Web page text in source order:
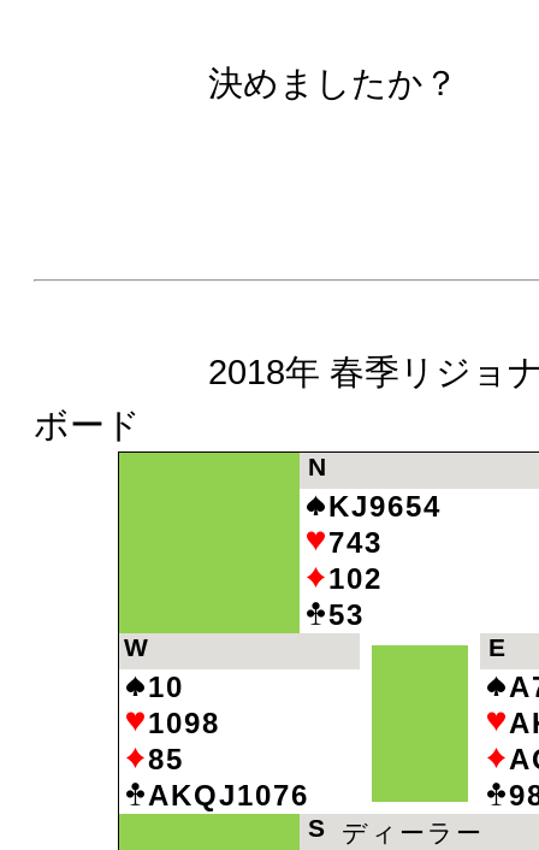
決めましたか？
2018年 春季リジョナ
ボード
W
10
1098
85
AKQJ1076
N
KJ9654
743
102
53
E
S ディーラー